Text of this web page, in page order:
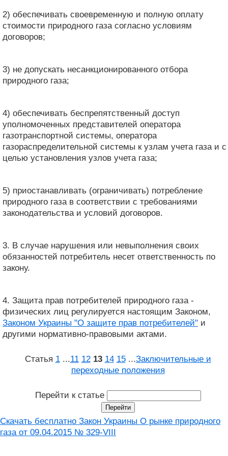
2) обеспечивать своевременную и полную оплату
стоимости природного газа согласно условиям
договоров;
3) не допускать несанкционированного отбора
природного газа;
4) обеспечивать беспрепятственный доступ
уполномоченных представителей оператора
газотранспортной системы, оператора
газораспределительной системы к узлам учета газа и с
целью установления узлов учета газа;
5) приостанавливать (ограничивать) потребление
природного газа в соответствии с требованиями
законодательства и условий договоров.
3. В случае нарушения или невыполнения своих
обязанностей потребитель несет ответственность по
закону.
4. Защита прав потребителей природного газа -
физических лиц регулируется настоящим Законом,
Законом Украины "О защите прав потребителей" и
другими нормативно-правовыми актами.
Статья 1 ...11 12 13 14 15 ...Заключительные и
переходные положения
Перейти к статье
Скачать бесплатно Закон Украины О рынке природного
газа от 09.04.2015 № 329-VIII